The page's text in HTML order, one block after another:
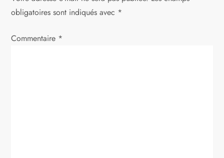
t
i
obligatoires sont indiqués avec *
Commentaire *